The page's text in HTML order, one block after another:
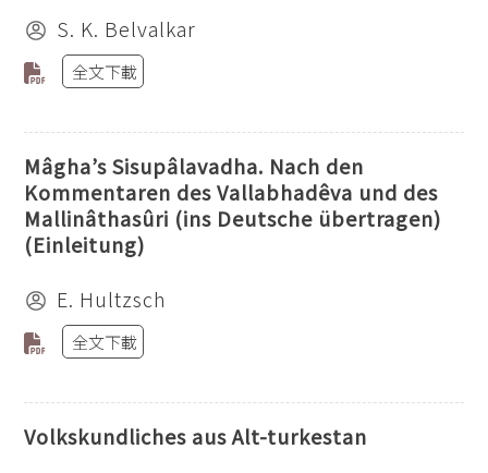
S. K. Belvalkar
全文下載
Mâgha’s Sisupâlavadha. Nach den
Kommentaren des Vallabhadêva und des
Mallinâthasûri (ins Deutsche übertragen)
(Einleitung)
E. Hultzsch
全文下載
Volkskundliches aus Alt-turkestan